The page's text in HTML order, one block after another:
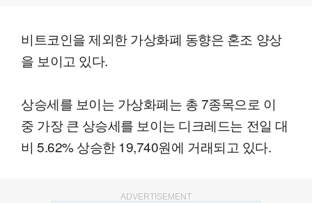
비트코인을 제외한 가상화폐 동향은 혼조 양상
을 보이고 있다.
상승세를 보이는 가상화폐는 총 7종목으로 이
중 가장 큰 상승세를 보이는 디크레드는 전일 대
비 5.62% 상승한 19,740원에 거래되고 있다.
ADVERTISEMENT